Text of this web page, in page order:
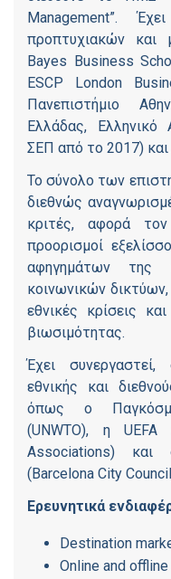
Management”.
προπτυχιακών και
Bayes Business
ESCP London
Πανεπιστήμιο
Ελλάδας, Ελληνικό
ΣΕΠ από το 2017) και
Το σύνολο των
διεθνώς
κριτές, αφορά
προορισμοί
αφηγημάτων της
κοινωνικών
εθνικές κρίσεις
βιωσιμότητας.
Έχει
εθνικής και
όπως ο
(UNWTO), η UEFA
Associations)
(Barcelona City
Ερευνητικά
Destination
Online and